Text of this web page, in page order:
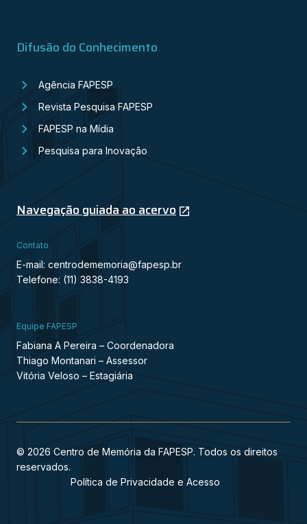
Difusão do Conhecimento
Agência FAPESP
Revista Pesquisa FAPESP
FAPESP na Mídia
Pesquisa para Inovação
Navegação guiada ao acervo
Contato
E-mail: centrodememoria@fapesp.br
Telefone: (11) 3838-4193
Equipe FAPESP
Fabiana A Pereira – Coordenadora
Thiago Montanari – Assessor
Vitória Veloso – Estagiária
© 2026 Centro de Memória da FAPESP. Todos os direitos
reservados.
Política de Privacidade e Acesso